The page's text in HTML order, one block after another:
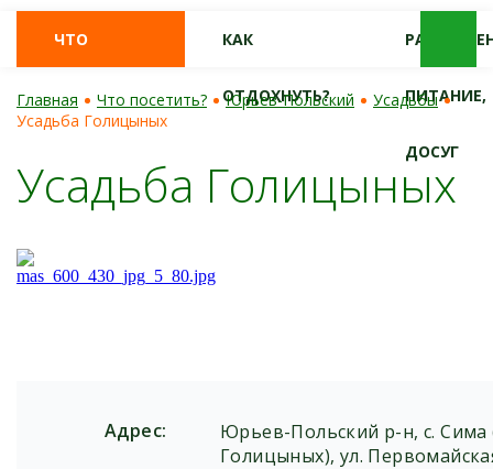
ЧТО
ПОСЕТИТЬ?
КАК
ОТДОХНУТЬ? ПИТАНИЕ,
ДОСУГ
Главная Что посетить? Юрьев-Польский
Усадьбы
Усадьба Голицыных
Усадьба Голицыных
Адрес:
Юрьев-Польский р-н, с. Сима
Голицыных), ул.